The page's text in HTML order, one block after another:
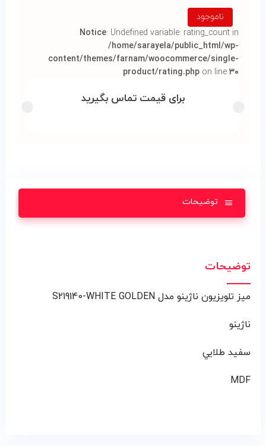
ناموجود
Notice: Undefined variable: rating_count in
/home/sarayela/public_html/wp-
content/themes/farnam/woocommerce/single-
product/rating.php on line۳۰
برای قیمت تماس بگیرید
توضیحات
توضیحات
ميز تلويزيون ناژينو مدل S219140-WHITE GOLDEN
ناژينو
سفيد طلايي
MDF